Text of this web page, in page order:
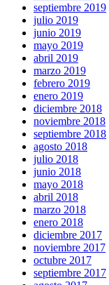
septiembre 2019
julio 2019
junio 2019
mayo 2019
abril 2019
marzo 2019
febrero 2019
enero 2019
diciembre 2018
noviembre 2018
septiembre 2018
agosto 2018
julio 2018
junio 2018
mayo 2018
abril 2018
marzo 2018
enero 2018
diciembre 2017
noviembre 2017
octubre 2017
septiembre 2017